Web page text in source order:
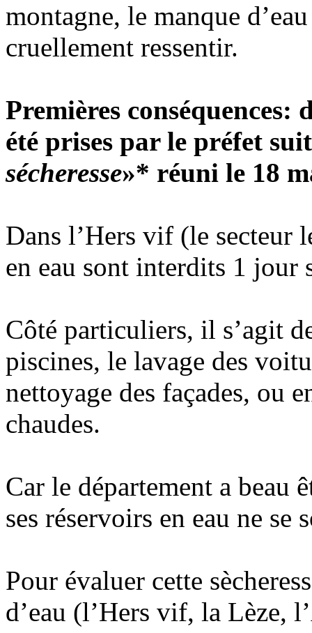
montagne, le manque
cruellement ressentir.
Premières conséquences:
été prises par le préfet
sécheresse»* réuni le 18
Dans l’Hers vif (le secteur
en eau sont interdits 1 jour
Côté particuliers, il s’agit
piscines, le lavage des
nettoyage des façades, ou
chaudes.
Car le département a beau
ses réservoirs en eau ne
Pour évaluer cette
d’eau (l’Hers vif, la Lèze,